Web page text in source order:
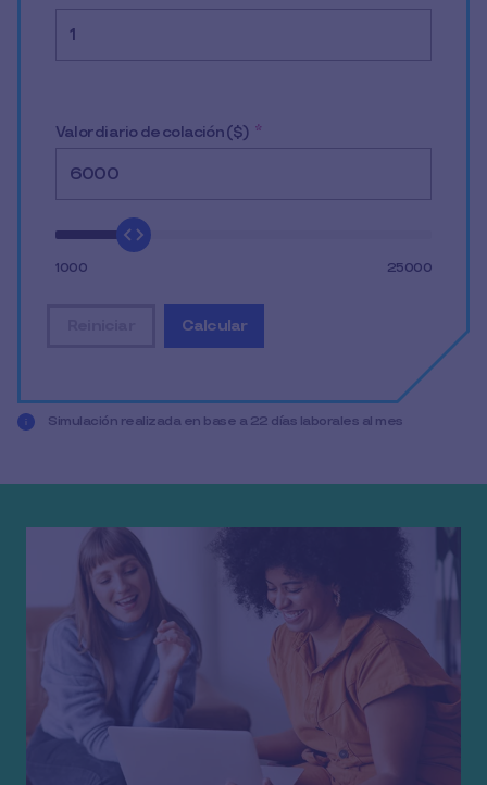
Completa tus datos para conocer más de los
Valor diario de colación ($) *
1000 25000
restablecer todos los datos de entrada
Calcularmostrar el resultado de la
Simulación realizada en base a 22 días laborales al mes